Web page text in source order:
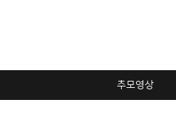
추모영상